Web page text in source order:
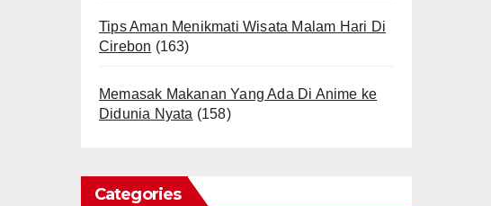
Tips Aman Menikmati Wisata Malam Hari Di
Cirebon (163)
Memasak Makanan Yang Ada Di Anime ke
Didunia Nyata (158)
Categories